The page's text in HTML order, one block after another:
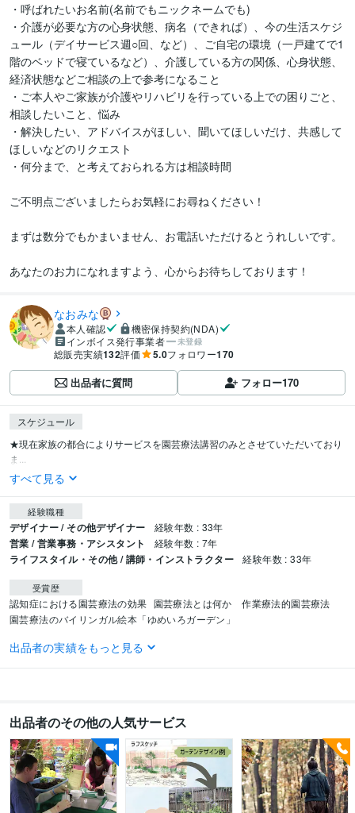
・呼ばれたいお名前(名前でもニックネームでも)
・介護が必要な方の心身状態、病名（できれば）、今の生活スケジ
ュール（デイサービス週○回、など）、ご自宅の環境（一戸建てで1
階のベッドで寝ているなど）、介護している方の関係、心身状態、
経済状態などご相談の上で参考になること
・ご本人やご家族が介護やリハビリを行っている上での困りごと、
相談したいこと、悩み
・解決したい、アドバイスがほしい、聞いてほしいだけ、共感して
ほしいなどのリクエスト
・何分まで、と考えておられる方は相談時間
ご不明点ございましたらお気軽にお尋ねください！
まずは数分でもかまいません、お電話いただけるとうれしいです。
あなたのお力になれますよう、心からお待ちしております！
なおみな
本人確認
機密保持契約(NDA)
インボイス発行事業者
未登録
総販売実績132評価 5.0フォロワー170
出品者に質問 フォロー170
スケジュール
★現在家族の都合によりサービスを園芸療法講習のみとさせていただいており
ま...
すべて見る
経験職種
デザイナー / その他デザイナー 経験年数 : 33年
営業 / 営業事務・アシスタント 経験年数 : 7年
ライフスタイル・その他 / 講師・インストラクター 経験年数 : 33年
受賞歴
認知症における園芸療法の効果 園芸療法とは何か　作業療法的園芸療法
園芸療法のバイリンガル絵本「ゆめいろガーデン」
資格・検定
ライティング・翻訳 園芸、ガーデニングに関するライティング
法、リハビリ、介護に関する講演 オランダスタイルのフラワーデザイン講
習
語学力
英語 日常会話レベル
出品者の実績をもっと見る
出品者のその他の人気サービス